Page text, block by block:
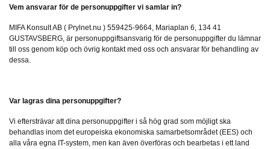
Vem ansvarar för de personuppgifter vi samlar in?
MIFA Konsult AB ( Prylnet.nu ) 559425-9664, Mariaplan 6, 134 41
GUSTAVSBERG, är personuppgiftsansvarig för de personuppgifter du lämnar
till oss genom köp och övrig kontakt med oss och ansvarar för behandling av
dessa.
Var lagras dina personuppgifter?
Vi eftersträvar att dina personuppgifter i så hög grad som möjligt ska
behandlas inom det europeiska ekonomiska samarbetsområdet (EES) och
alla våra egna IT-system, men kan även överföras och bearbetas i ett land